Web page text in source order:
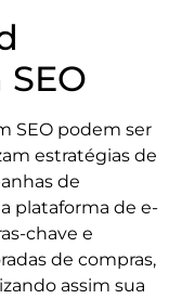
SEO podem ser
estratégias de
de
plataforma de e-
chave e
de compras,
assim sua